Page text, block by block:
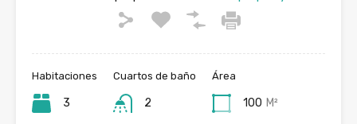
Habitaciones
3
Cuartos de baño
2
Área
100 M²